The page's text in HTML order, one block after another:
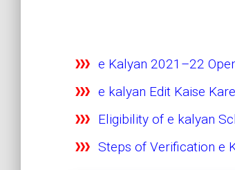
e Kalyan 2021–22
e kalyan Edit Kaise Kare
Eligibility of e kalyan
Steps of Verification e